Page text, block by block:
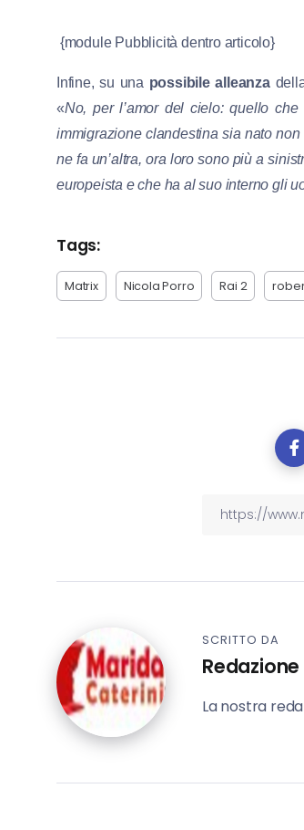
{module Pubblicità dentro articolo}
Infine, su una possibile alleanza
«No, per l’amor del cielo: quello
immigrazione clandestina sia nato
ne fa un’altra, ora loro sono più a
europeista e che ha al suo interno gli
Tags:
Matrix Nicola Porro Rai 2
SCRITTO DA
Redazione
La nostra